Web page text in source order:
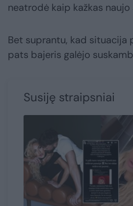
neatrodė kaip kažkas
Bet suprantu, kad situacija
pats bajeris galėjo
Susiję straipsniai